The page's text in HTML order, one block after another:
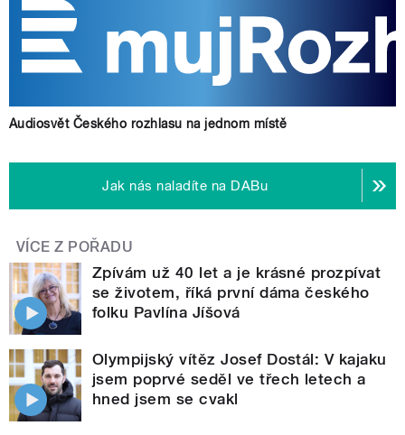
Audiosvět Českého rozhlasu na jednom místě
Jak nás naladíte na DABu
VÍCE Z POŘADU
Zpívám už 40 let a je krásné prozpívat
se životem, říká první dáma českého
folku Pavlína Jíšová
Olympijský vítěz Josef Dostál: V kajaku
jsem poprvé seděl ve třech letech a
hned jsem se cvakl